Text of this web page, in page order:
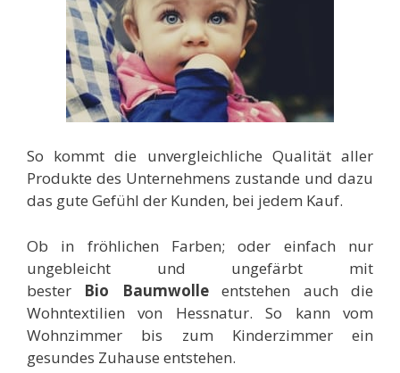
So kommt die unvergleichliche Qualität aller
Produkte des Unternehmens zustande und dazu
das gute Gefühl der Kunden, bei jedem Kauf.
Ob in fröhlichen Farben; oder einfach nur
ungebleicht und ungefärbt mit
bester Bio Baumwolleentstehen auch die
Wohntextilien von Hessnatur. So kann vom
Wohnzimmer bis zum Kinderzimmer ein
gesundes Zuhause entstehen.